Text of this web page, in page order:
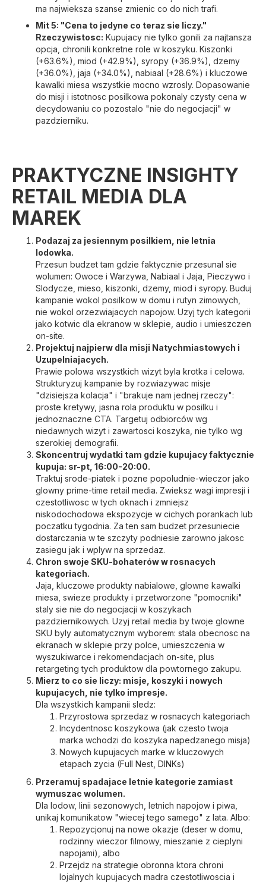
ma najwieksza szanse zmienic co do nich trafi.
Mit 5: "Cena to jedyne co teraz sie liczy."
Rzeczywistosc: Kupujacy nie tylko gonili za najtansza
opcja, chronili konkretne role w koszyku. Kiszonki
(+63.6%), miod (+42.9%), syropy (+36.9%), dzemy
(+36.0%), jaja (+34.0%), nabiaal (+28.6%) i kluczowe
kawalki miesa wszystkie mocno wzrosly. Dopasowanie
do misji i istotnosc posilkowa pokonaly czysty cena w
decydowaniu co pozostalo "nie do negocjacji" w
pazdzierniku.
PRAKTYCZNE INSIGHTY
RETAIL MEDIA DLA
MAREK
Podazaj za jesiennym posilkiem, nie letnia
lodowka.
Przesun budzet tam gdzie faktycznie przesunal sie
wolumen: Owoce i Warzywa, Nabiaal i Jaja, Pieczywo i
Slodycze, mieso, kiszonki, dzemy, miod i syropy. Buduj
kampanie wokol posilkow w domu i rutyn zimowych,
nie wokol orzezwiajacych napojow. Uzyj tych kategorii
jako kotwic dla ekranow w sklepie, audio i umieszczen
on-site.
Projektuj najpierw dla misji Natychmiastowych i
Uzupelniajacych.
Prawie polowa wszystkich wizyt byla krotka i celowa.
Strukturyzuj kampanie by rozwiazywac misje
"dzisiejsza kolacja" i "brakuje nam jednej rzeczy":
proste kretywy, jasna rola produktu w posilku i
jednoznaczne CTA. Targetuj odbiorców wg
niedawnych wizyt i zawartosci koszyka, nie tylko wg
szerokiej demografii.
Skoncentruj wydatki tam gdzie kupujacy faktycznie
kupuja: sr-pt, 16:00-20:00.
Traktuj srode-piatek i pozne popoludnie-wieczor jako
glowny prime-time retail media. Zwieksz wagi impresji i
czestotliwosc w tych oknach i zmniejsz
niskodochodowa ekspozycje w cichych porankach lub
poczatku tygodnia. Za ten sam budzet przesuniecie
dostarczania w te szczyty podniesie zarowno jakosc
zasiegu jak i wplyw na sprzedaz.
Chron swoje SKU-bohaterów w rosnacych
kategoriach.
Jaja, kluczowe produkty nabialowe, glowne kawalki
miesa, swieze produkty i przetworzone "pomocniki"
staly sie nie do negocjacji w koszykach
pazdziernikowych. Uzyj retail media by twoje glowne
SKU byly automatycznym wyborem: stala obecnosc na
ekranach w sklepie przy polce, umieszczenia w
wyszukiwarce i rekomendacjach on-site, plus
retargeting tych produktow dla powtornego zakupu.
Mierz to co sie liczy: misje, koszyki i nowych
kupujacych, nie tylko impresje.
Dla wszystkich kampanii sledz:
Przyrostowa sprzedaz w rosnacych kategoriach
Incydentnosc koszykowa (jak czesto twoja
marka wchodzi do koszyka napedzanego misja)
Nowych kupujacych marke w kluczowych
etapach zycia (Full Nest, DINKs)
Przeramuj spadajace letnie kategorie zamiast
wymuszac wolumen.
Dla lodow, linii sezonowych, letnich napojow i piwa,
unikaj komunikatow "wiecej tego samego" z lata. Albo:
Repozycjonuj na nowe okazje (deser w domu,
rodzinny wieczor filmowy, mieszanie z cieplyni
napojami), albo
Przejdz na strategie obronna ktora chroni
lojalnych kupujacych madra czestotliwoscia i